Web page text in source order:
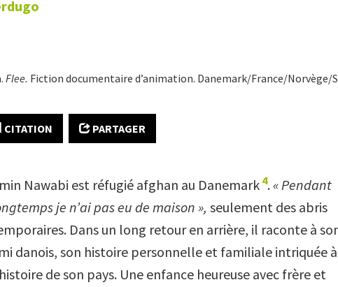
Flee. Fiction documentaire d’animation. Danemark/France/Norvège/
CITATION PARTAGER
Nawabi est réfugié afghan au Danemark 4. « Pendant
je n’ai pas eu de maison », seulement des abris
Dans un long retour en arrière, il raconte à
danois, son histoire personnelle et familiale intriquée à
de son pays. Une enfance heureuse avec frère et